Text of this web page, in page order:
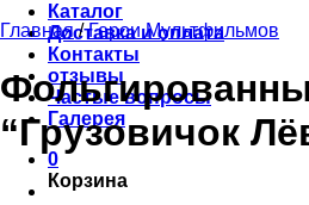
Каталог
Доставка и оплата
Контакты
отзывы
Частые вопросы
Галерея
0
Корзина
Главная / Герои Мультфильмов
“Грузовичок